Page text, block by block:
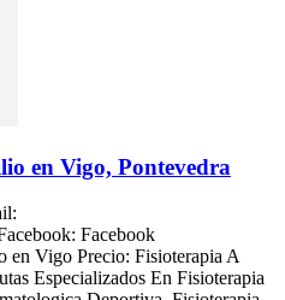
en Vigo, Pontevedra
Facebook
en Vigo Precio: Fisioterapia A
Especializados En Fisioterapia